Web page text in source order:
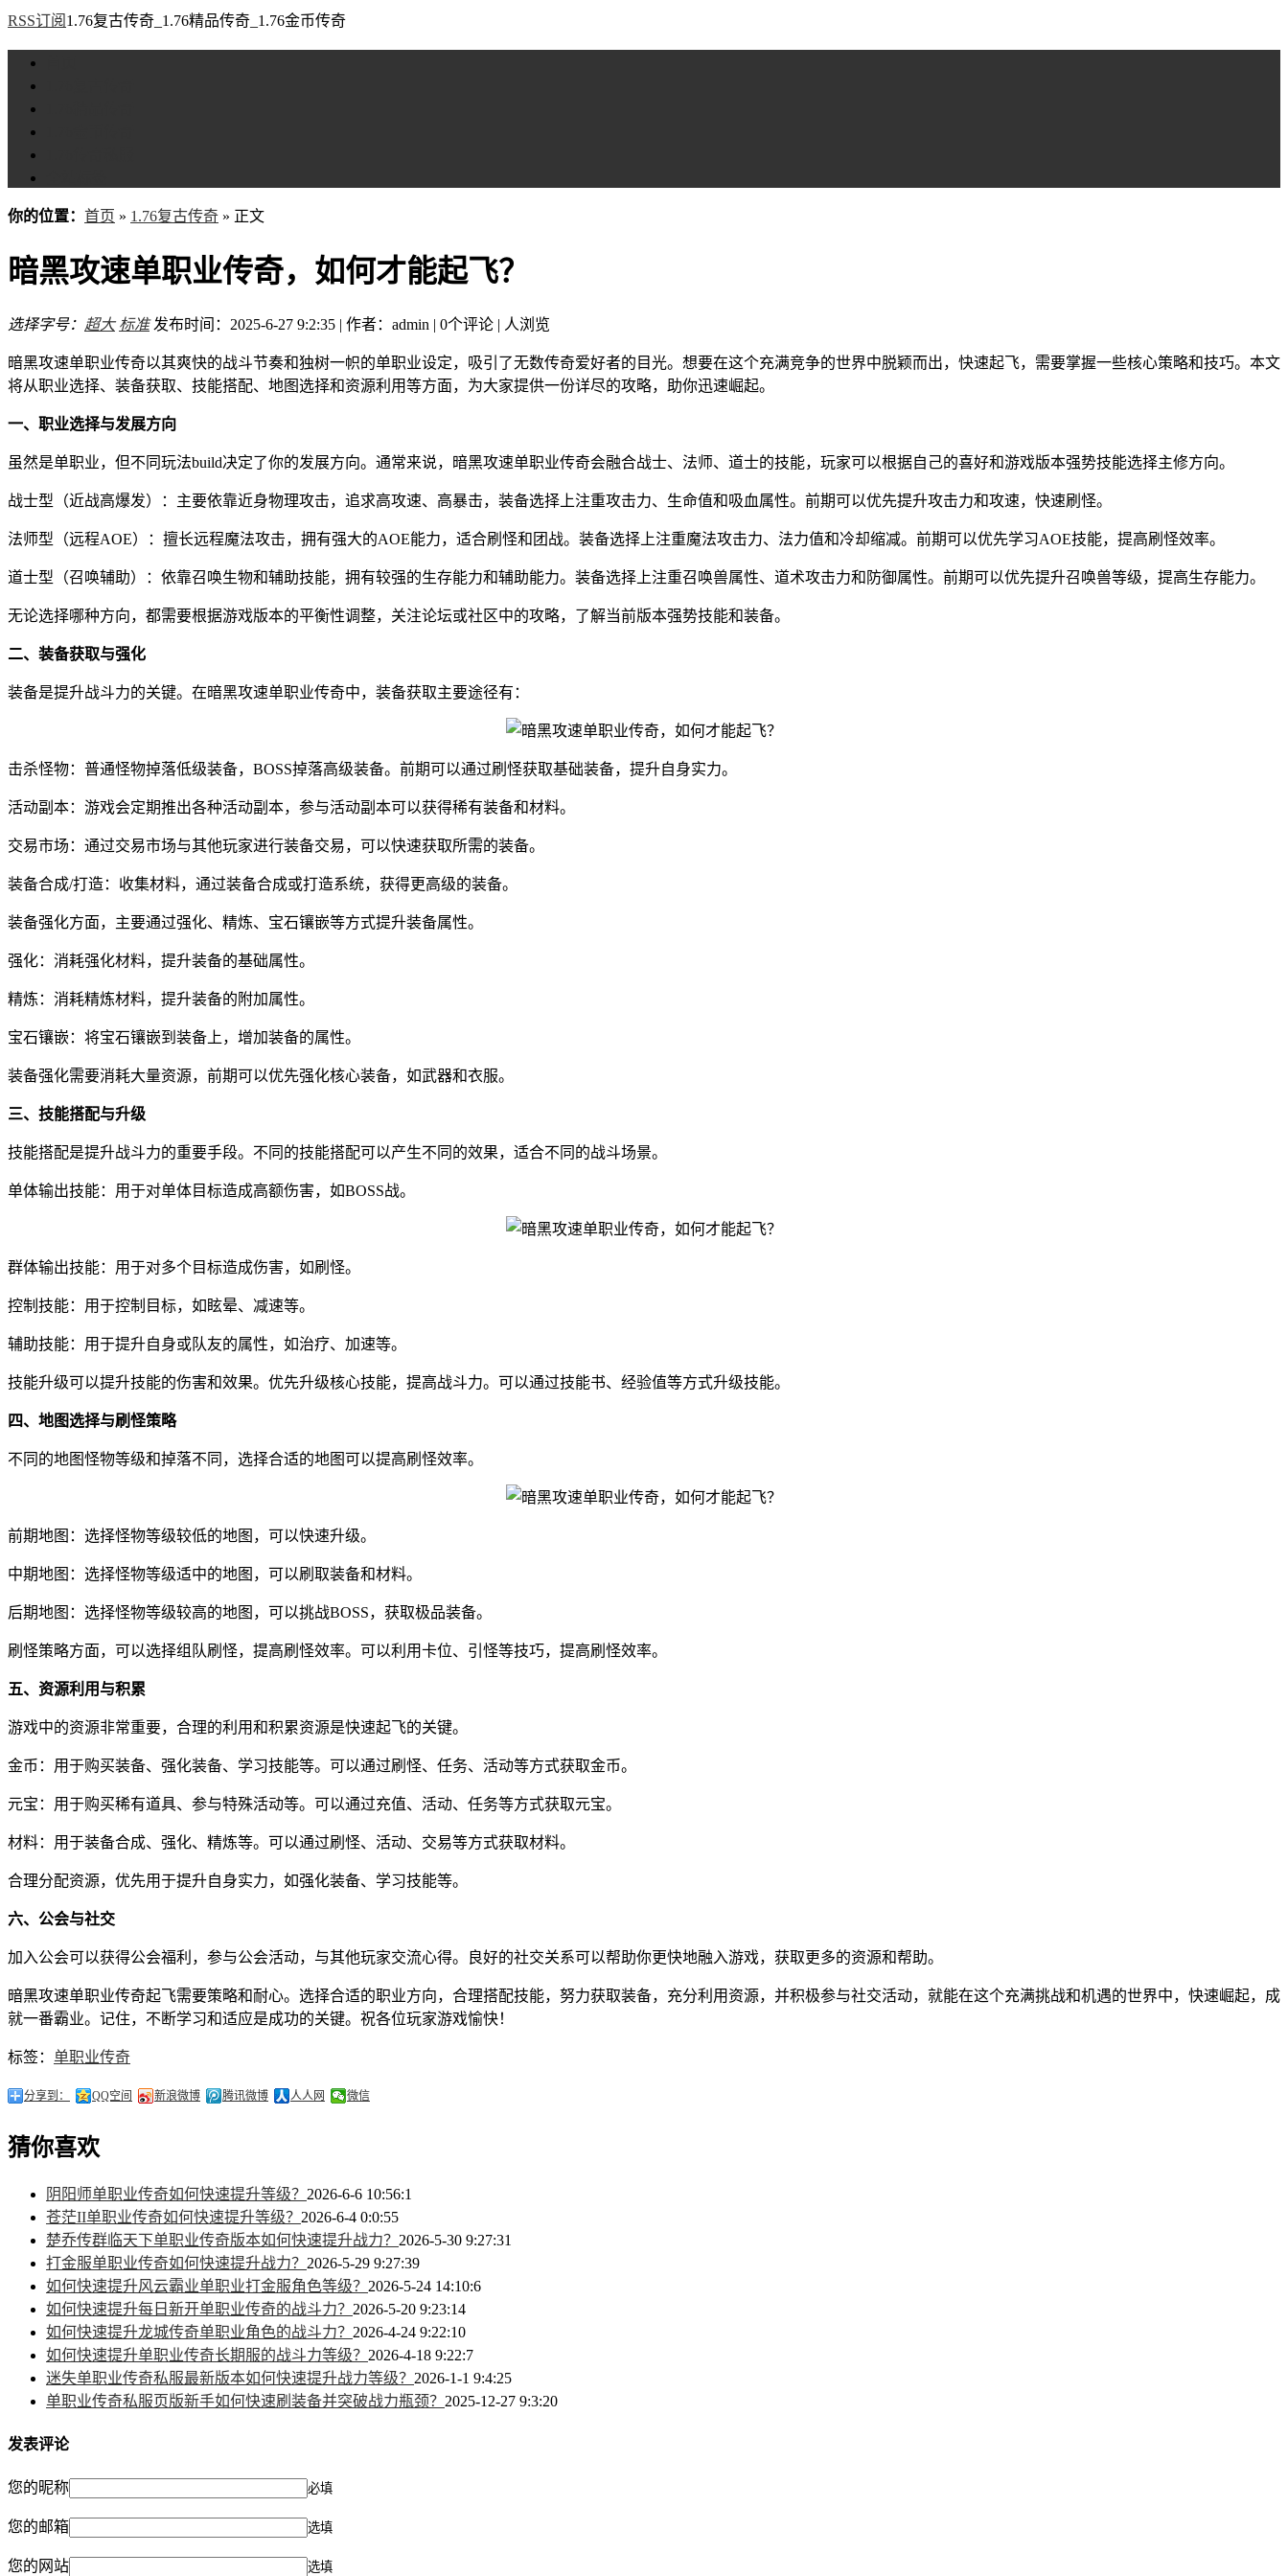
RSS订阅 1.76复古传奇_1.76精品传奇_1.76金币传奇
你的位置： 首页 » 1.76复古传奇 » 正文
暗黑攻速单职业传奇，如何才能起飞？
选择字号： 超大 标准 发布时间：2025-6-27 9:2:35 | 作者：admin | 0个评论 | 人浏览
暗黑攻速单职业传奇以其爽快的战斗节奏和独树一帜的单职业设定，吸引了无数传奇爱好者的目光。想要在这个充满竞争的世界中脱颖而出，快速起飞，需要掌握一些核心策略和技巧。本文
将从职业选择、装备获取、技能搭配、地图选择和资源利用等方面，为大家提供一份详尽的攻略，助你迅速崛起。
一、职业选择与发展方向
虽然是单职业，但不同玩法build决定了你的发展方向。通常来说，暗黑攻速单职业传奇会融合战士、法师、道士的技能，玩家可以根据自己的喜好和游戏版本强势技能选择主修方向。
战士型（近战高爆发）：主要依靠近身物理攻击，追求高攻速、高暴击，装备选择上注重攻击力、生命值和吸血属性。前期可以优先提升攻击力和攻速，快速刷怪。
法师型（远程AOE）：擅长远程魔法攻击，拥有强大的AOE能力，适合刷怪和团战。装备选择上注重魔法攻击力、法力值和冷却缩减。前期可以优先学习AOE技能，提高刷怪效率。
道士型（召唤辅助）：依靠召唤生物和辅助技能，拥有较强的生存能力和辅助能力。装备选择上注重召唤兽属性、道术攻击力和防御属性。前期可以优先提升召唤兽等级，提高生存能力。
无论选择哪种方向，都需要根据游戏版本的平衡性调整，关注论坛或社区中的攻略，了解当前版本强势技能和装备。
二、装备获取与强化
装备是提升战斗力的关键。在暗黑攻速单职业传奇中，装备获取主要途径有：
击杀怪物：普通怪物掉落低级装备，BOSS掉落高级装备。前期可以通过刷怪获取基础装备，提升自身实力。
活动副本：游戏会定期推出各种活动副本，参与活动副本可以获得稀有装备和材料。
交易市场：通过交易市场与其他玩家进行装备交易，可以快速获取所需的装备。
装备合成/打造：收集材料，通过装备合成或打造系统，获得更高级的装备。
装备强化方面，主要通过强化、精炼、宝石镶嵌等方式提升装备属性。
强化：消耗强化材料，提升装备的基础属性。
精炼：消耗精炼材料，提升装备的附加属性。
宝石镶嵌：将宝石镶嵌到装备上，增加装备的属性。
装备强化需要消耗大量资源，前期可以优先强化核心装备，如武器和衣服。
三、技能搭配与升级
技能搭配是提升战斗力的重要手段。不同的技能搭配可以产生不同的效果，适合不同的战斗场景。
单体输出技能：用于对单体目标造成高额伤害，如BOSS战。
群体输出技能：用于对多个目标造成伤害，如刷怪。
控制技能：用于控制目标，如眩晕、减速等。
辅助技能：用于提升自身或队友的属性，如治疗、加速等。
技能升级可以提升技能的伤害和效果。优先升级核心技能，提高战斗力。可以通过技能书、经验值等方式升级技能。
四、地图选择与刷怪策略
不同的地图怪物等级和掉落不同，选择合适的地图可以提高刷怪效率。
前期地图：选择怪物等级较低的地图，可以快速升级。
中期地图：选择怪物等级适中的地图，可以刷取装备和材料。
后期地图：选择怪物等级较高的地图，可以挑战BOSS，获取极品装备。
刷怪策略方面，可以选择组队刷怪，提高刷怪效率。可以利用卡位、引怪等技巧，提高刷怪效率。
五、资源利用与积累
游戏中的资源非常重要，合理的利用和积累资源是快速起飞的关键。
金币：用于购买装备、强化装备、学习技能等。可以通过刷怪、任务、活动等方式获取金币。
元宝：用于购买稀有道具、参与特殊活动等。可以通过充值、活动、任务等方式获取元宝。
材料：用于装备合成、强化、精炼等。可以通过刷怪、活动、交易等方式获取材料。
合理分配资源，优先用于提升自身实力，如强化装备、学习技能等。
六、公会与社交
加入公会可以获得公会福利，参与公会活动，与其他玩家交流心得。良好的社交关系可以帮助你更快地融入游戏，获取更多的资源和帮助。
暗黑攻速单职业传奇起飞需要策略和耐心。选择合适的职业方向，合理搭配技能，努力获取装备，充分利用资源，并积极参与社交活动，就能在这个充满挑战和机遇的世界中，快速崛起，成
就一番霸业。记住，不断学习和适应是成功的关键。祝各位玩家游戏愉快！
标签： 单职业传奇
分享到： QQ空间 新浪微博 腾讯微博 人人网 微信
猜你喜欢
阴阳师单职业传奇如何快速提升等级？ 2026-6-6 10:56:1
苍茫II单职业传奇如何快速提升等级？ 2026-6-4 0:0:55
楚乔传群临天下单职业传奇版本如何快速提升战力？ 2026-5-30 9:27:31
打金服单职业传奇如何快速提升战力？ 2026-5-29 9:27:39
如何快速提升风云霸业单职业打金服角色等级？ 2026-5-24 14:10:6
如何快速提升每日新开单职业传奇的战斗力？ 2026-5-20 9:23:14
如何快速提升龙城传奇单职业角色的战斗力？ 2026-4-24 9:22:10
如何快速提升单职业传奇长期服的战斗力等级？ 2026-4-18 9:22:7
迷失单职业传奇私服最新版本如何快速提升战力等级？ 2026-1-1 9:4:25
单职业传奇私服页版新手如何快速刷装备并突破战力瓶颈？ 2025-12-27 9:3:20
发表评论
您的昵称 必填
您的邮箱 选填
您的网站 选填